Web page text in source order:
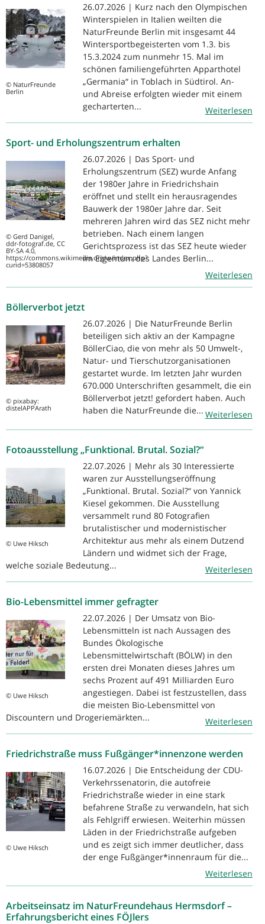
© NaturFreunde
Berlin
26.07.2026 | Kurz nach den Olympischen
Winterspielen in Italien weilten die
NaturFreunde Berlin mit insgesamt 44
Wintersportbegeisterten vom 1.3. bis
15.3.2024 zum nunmehr 15. Mal im
schönen familiengeführten Apparthotel
„Germania“ in Toblach in Südtirol. An-
und Abreise erfolgten wieder mit einem
gecharterten...
Weiterlesen
Sport- und Erholungszentrum erhalten
© Gerd Danigel,
ddr-fotograf.de, CC
BY-SA 4.0,
https://commons.wikimedia.org/w/index.php?
curid=53808057
26.07.2026 | Das Sport- und
Erholungszentrum (SEZ) wurde Anfang
der 1980er Jahre in Friedrichshain
eröffnet und stellt ein herausragendes
Bauwerk der 1980er Jahre dar. Seit
mehreren Jahren wird das SEZ nicht mehr
betrieben. Nach einem langen
Gerichtsprozess ist das SEZ heute wieder
im Eigentum des Landes Berlin...
Weiterlesen
Böllerverbot jetzt
© pixabay:
distelAPPArath
26.07.2026 | Die NaturFreunde Berlin
beteiligen sich aktiv an der Kampagne
BöllerCiao, die von mehr als 50 Umwelt-,
Natur- und Tierschutzorganisationen
gestartet wurde. Im letzten Jahr wurden
670.000 Unterschriften gesammelt, die ein
Böllerverbot jetzt! gefordert haben. Auch
haben die NaturFreunde die... Weiterlesen
Fotoausstellung „Funktional. Brutal. Sozial?“
© Uwe Hiksch
22.07.2026 | Mehr als 30 Interessierte
waren zur Ausstellungseröffnung
„Funktional. Brutal. Sozial?“ von Yannick
Kiesel gekommen. Die Ausstellung
versammelt rund 80 Fotografien
brutalistischer und modernistischer
Architektur aus mehr als einem Dutzend
Ländern und widmet sich der Frage,
welche soziale Bedeutung...
Weiterlesen
Bio-Lebensmittel immer gefragter
© Uwe Hiksch
22.07.2026 | Der Umsatz von Bio-
Lebensmitteln ist nach Aussagen des
Bundes Ökologische
Lebensmittelwirtschaft (BÖLW) in den
ersten drei Monaten dieses Jahres um
sechs Prozent auf 491 Milliarden Euro
angestiegen. Dabei ist festzustellen, dass
die meisten Bio-Lebensmittel von
Discountern und Drogeriemärkten...
Weiterlesen
Friedrichstraße muss Fußgänger*innenzone werden
© Uwe Hiksch
16.07.2026 | Die Entscheidung der CDU-
Verkehrssenatorin, die autofreie
Friedrichstraße wieder in eine stark
befahrene Straße zu verwandeln, hat sich
als Fehlgriff erwiesen. Weiterhin müssen
Läden in der Friedrichstraße aufgeben
und es zeigt sich immer deutlicher, dass
der enge Fußgänger*innenraum für die...
Weiterlesen
Arbeitseinsatz im NaturFreundehaus Hermsdorf –
Erfahrungsbericht eines FÖJlers